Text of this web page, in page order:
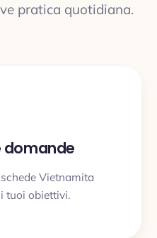
pratica quotidiana.
domande
Vietnamita
tuoi obiettivi.